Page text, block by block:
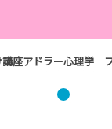
講座アドラー心理学